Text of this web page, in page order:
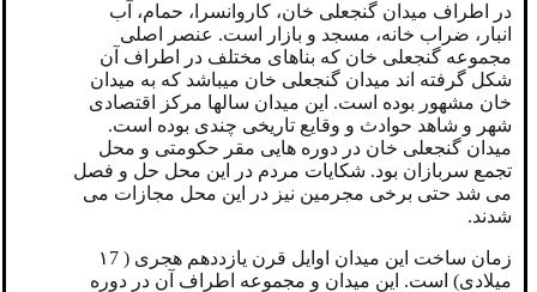
در اطراف میدان گنجعلی خان، کاروانسرا، حمام، آب
انبار، ضراب خانه، مسجد و بازار است. عنصر اصلی
مجموعه گنجعلی خان که بناهای مختلف در اطراف آن
شکل گرفته اند میدان گنجعلی خان میباشد که به میدان
خان مشهور بوده است. این میدان سالها مرکز اقتصادی
شهر و شاهد حوادث و وقایع تاریخی چندی بوده است.
میدان گنجعلی خان در دوره هایی مقر حکومتی و محل
تجمع سربازان بود. شکایات مردم در این محل حل و فصل
می شد حتی برخی مجرمین نیز در این محل مجازات می
شدند.
زمان ساخت این میدان اوایل قرن یازددهم هجری ( ۱7
میلادی) است. این میدان و مجموعه اطراف آن در دوره